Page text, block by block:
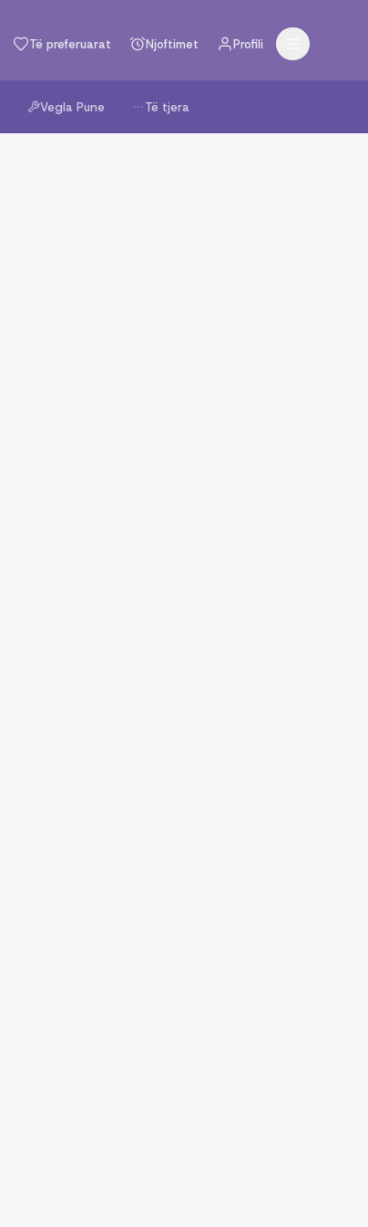
Të preferuarat Njoftimet Profili
Vegla Pune Të tjera